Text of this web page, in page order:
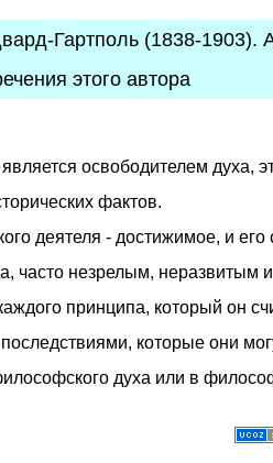
Гартполь (1838-1903).
этого автора
освободителем духа,
фактов.
деятеля - достижимое, и
часто незрелым,
принципа, который он
которые они
духа или в